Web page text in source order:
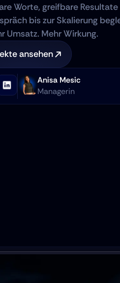
Worte, greifbare
bis zur Skalierung
Umsatz. Mehr Wirkung.
ansehen
Anisa Mesic
Managerin